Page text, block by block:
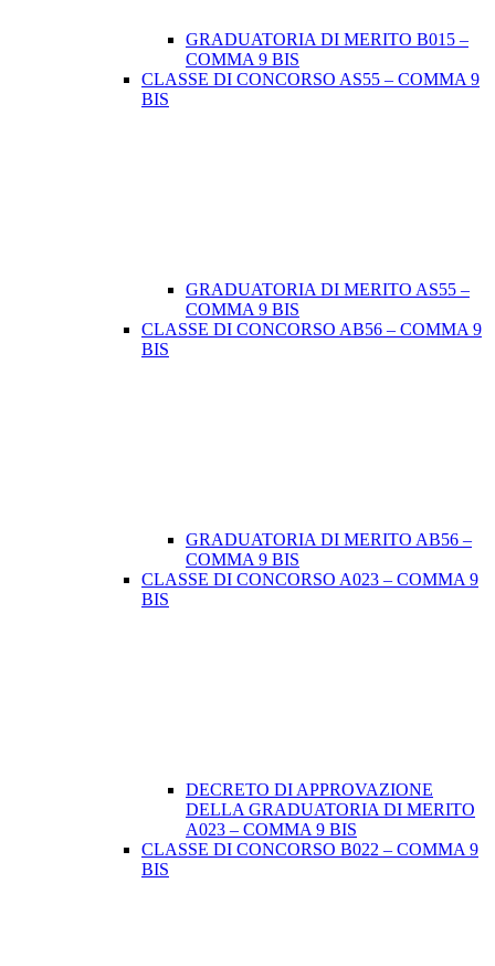
GRADUATORIA DI MERITO B015 –
COMMA 9 BIS
CLASSE DI CONCORSO AS55 – COMMA 9
BIS
GRADUATORIA DI MERITO AS55 –
COMMA 9 BIS
CLASSE DI CONCORSO AB56 – COMMA 9
BIS
GRADUATORIA DI MERITO AB56 –
COMMA 9 BIS
CLASSE DI CONCORSO A023 – COMMA 9
BIS
DECRETO DI APPROVAZIONE
DELLA GRADUATORIA DI MERITO
A023 – COMMA 9 BIS
CLASSE DI CONCORSO B022 – COMMA 9
BIS